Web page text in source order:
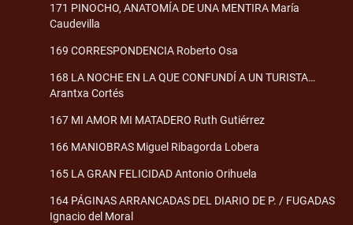
171 PINOCHO, ANATOMÍA DE UNA MENTIRA María
Caudevilla
169 CORRESPONDENCIA Roberto Osa
168 LA NOCHE EN LA QUE CONFUNDÍ A UN TURISTA…
Arantxa Cortés
167 MI AMOR MI MATADERO Ruth Gutiérrez
166 MANIOBRAS Miguel Ribagorda Lobera
165 LA GRAN FELICIDAD Antonio Orihuela
164 PÁGINAS ARRANCADAS DEL DIARIO DE P. / FUGADAS
Ignacio del Moral